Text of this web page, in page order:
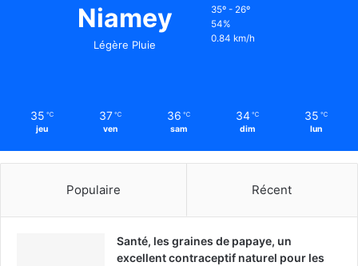
Niamey
Légère Pluie
35º - 26º
54%
0.84 km/h
35 ℃
jeu
37 ℃
ven
36 ℃
sam
34 ℃
dim
35 ℃
lun
Populaire Récent
Santé, les graines de papaye, un
excellent contraceptif naturel pour les